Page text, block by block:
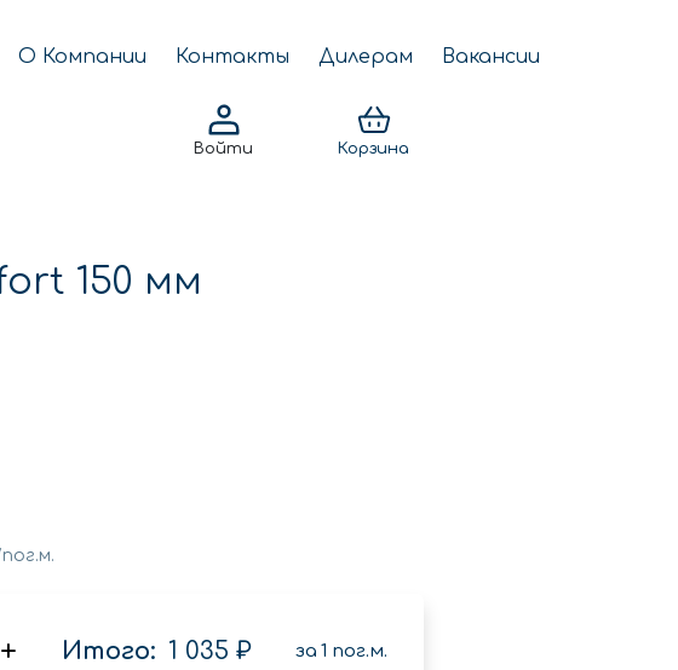
О Компании Контакты Дилерам Вакансии
Войти Корзина
150 мм
+ Итого: 1 035 ₽ за 1 пог.м.